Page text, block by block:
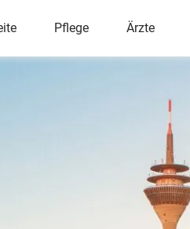
Pflege Ärzte